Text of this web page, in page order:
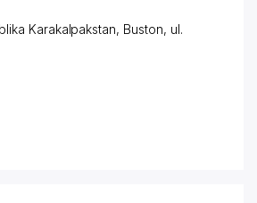
Karakalpakstan, Buston, ul.